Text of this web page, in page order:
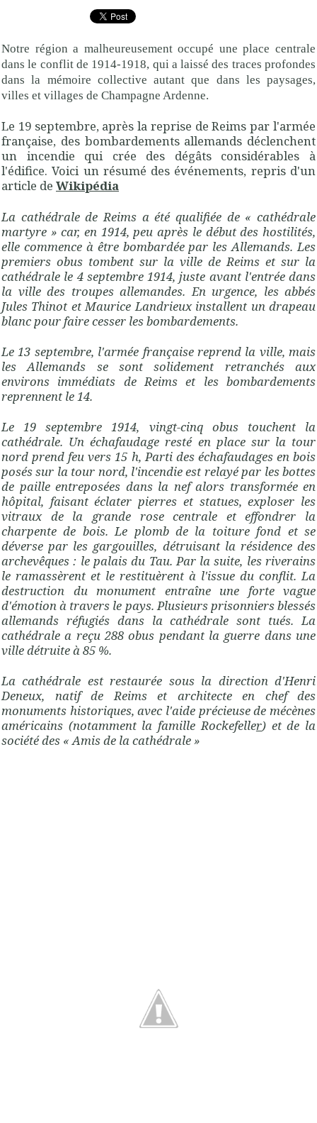
Notre région a malheureusement occupé une place centrale
dans le conflit de 1914-1918, qui a laissé des traces profondes
dans la mémoire collective autant que dans les paysages,
villes et villages de Champagne Ardenne.
Le 19 septembre, après la reprise de Reims par l'armée
française, des bombardements allemands déclenchent
un incendie qui crée des dégâts considérables à
l'édifice. Voici un résumé des événements, repris d'un
article de Wikipédia
La cathédrale de Reims a été qualifiée de « cathédrale
martyre » car, en 1914, peu après le début des hostilités,
elle commence à être bombardée par les Allemands. Les
premiers obus tombent sur la ville de Reims et sur la
cathédrale le 4 septembre 1914, juste avant l'entrée dans
la ville des troupes allemandes. En urgence, les abbés
Jules Thinot et Maurice Landrieux installent un drapeau
blanc pour faire cesser les bombardements.
Le 13 septembre, l'armée française reprend la ville, mais
les Allemands se sont solidement retranchés aux
environs immédiats de Reims et les bombardements
reprennent le 14.
Le 19 septembre 1914, vingt-cinq obus touchent la
cathédrale. Un échafaudage resté en place sur la tour
nord prend feu vers 15 h, Parti des échafaudages en bois
posés sur la tour nord, l'incendie est relayé par les bottes
de paille entreposées dans la nef alors transformée en
hôpital, faisant éclater pierres et statues, exploser les
vitraux de la grande rose centrale et effondrer la
charpente de bois. Le plomb de la toiture fond et se
déverse par les gargouilles, détruisant la résidence des
archevêques : le palais du Tau. Par la suite, les riverains
le ramassèrent et le restituèrent à l'issue du conflit. La
destruction du monument entraîne une forte vague
d'émotion à travers le pays. Plusieurs prisonniers blessés
allemands réfugiés dans la cathédrale sont tués. La
cathédrale a reçu 288 obus pendant la guerre dans une
ville détruite à 85 %.
La cathédrale est restaurée sous la direction d'Henri
Deneux, natif de Reims et architecte en chef des
monuments historiques, avec l'aide précieuse de mécènes
américains (notamment la famille Rockefeller) et de la
société des « Amis de la cathédrale »